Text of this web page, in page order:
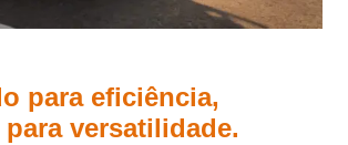
para eficiência,
versatilidade.